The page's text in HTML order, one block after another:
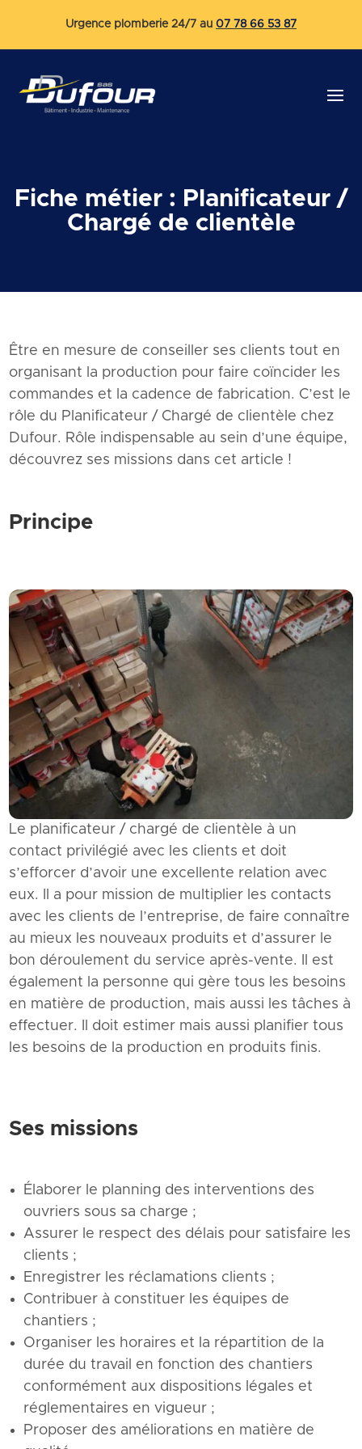
Urgence plomberie 24/7 au 07 78 66 53 87
Fiche métier : Planificateur /
Chargé de clientèle
Être en mesure de conseiller ses clients tout en
organisant la production pour faire coïncider les
commandes et la cadence de fabrication. C’est le
rôle du Planificateur / Chargé de clientèle chez
Dufour. Rôle indispensable au sein d’une équipe,
découvrez ses missions dans cet article !
Principe
Le planificateur / chargé de clientèle à un
contact privilégié avec les clients et doit
s’efforcer d’avoir une excellente relation avec
eux. Il a pour mission de multiplier les contacts
avec les clients de l’entreprise, de faire connaître
au mieux les nouveaux produits et d’assurer le
bon déroulement du service après-vente. Il est
également la personne qui gère tous les besoins
en matière de production, mais aussi les tâches à
effectuer. Il doit estimer mais aussi planifier tous
les besoins de la production en produits finis.
Ses missions
Élaborer le planning des interventions des
ouvriers sous sa charge ;
Assurer le respect des délais pour satisfaire les
clients ;
Enregistrer les réclamations clients ;
Contribuer à constituer les équipes de
chantiers ;
Organiser les horaires et la répartition de la
durée du travail en fonction des chantiers
conformément aux dispositions légales et
réglementaires en vigueur ;
Proposer des améliorations en matière de